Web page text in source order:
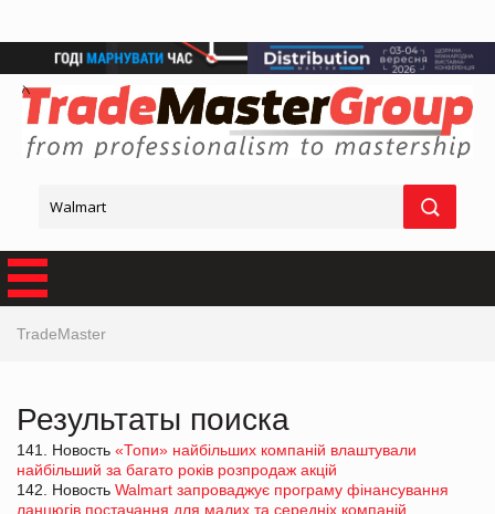
TradeMaster
Результаты поиска
141. Новость «Топи» найбільших компаній влаштували
найбільший за багато років розпродаж акцій
142. Новость Walmart запроваджує програму фінансування
ланцюгів постачання для малих та середніх компаній